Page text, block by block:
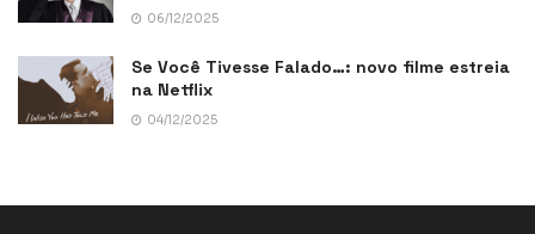
06/12/2025
Se Você Tivesse Falado…: novo filme estreia
na Netflix
04/12/2025